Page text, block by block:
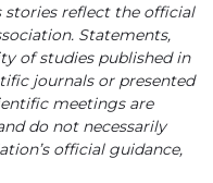
stories reflect the official
Statements,
of studies published in
journals or presented
meetings are
do not necessarily
official guidance,